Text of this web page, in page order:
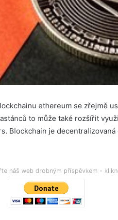
ethereum se zřejmě
to může také rozšířit
Blockchain je
náš web drobným příspěvkem -